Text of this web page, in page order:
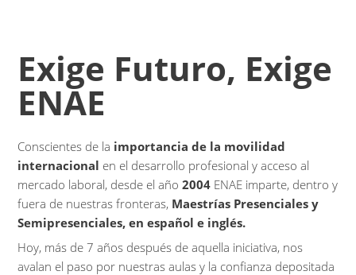
Exige Futuro, Exige
ENAE
Conscientes de la importancia de la movilidad
internacional en el desarrollo profesional y acceso al
mercado laboral, desde el año2004 ENAE imparte, dentro y
fuera de nuestras fronteras, Maestrías Presenciales y
Semipresenciales, en español e inglés.
Hoy, más de 7 años después de aquella iniciativa, nos
avalan el paso por nuestras aulas y la confianza depositada